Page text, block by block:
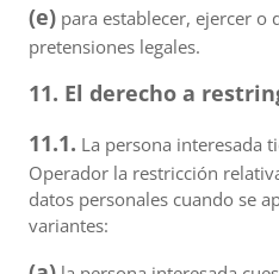
(e) para establecer, ejercer o
pretensiones legales.
11. El derecho a
11.1. La persona interesada
Operador la restricción
datos personales cuando se
variantes: